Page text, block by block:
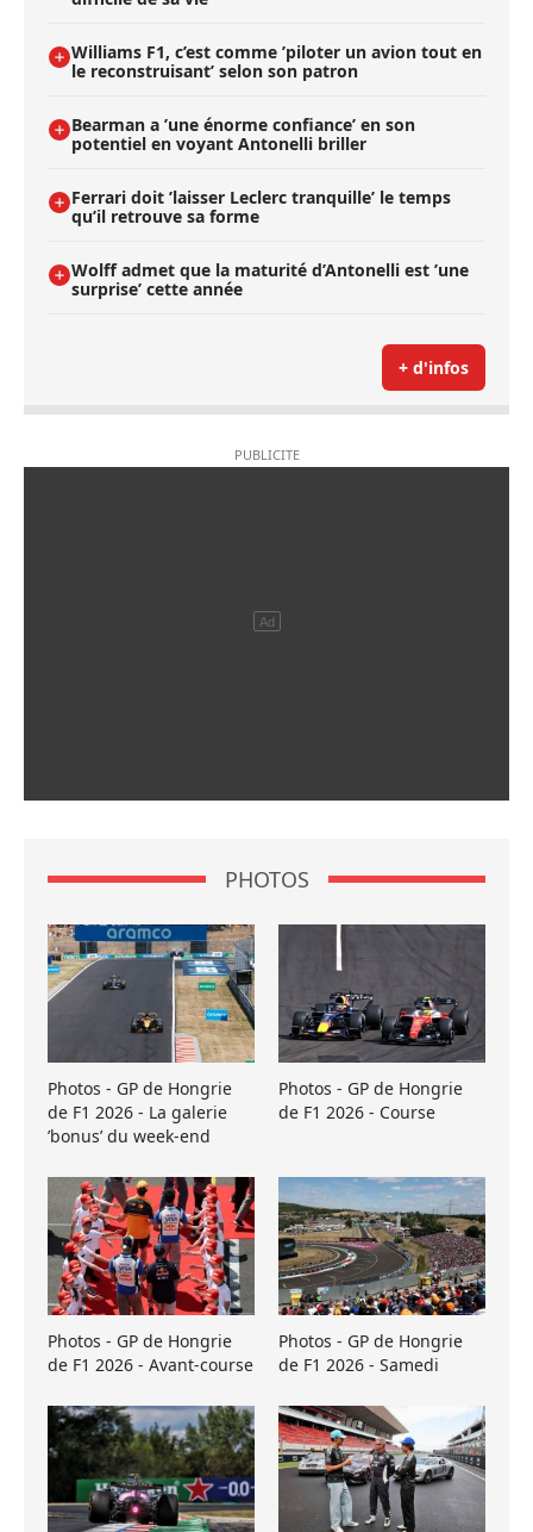
Williams F1, c’est comme ’piloter un avion tout en
le reconstruisant’ selon son patron
Bearman a ’une énorme confiance’ en son
potentiel en voyant Antonelli briller
Ferrari doit ’laisser Leclerc tranquille’ le temps
qu’il retrouve sa forme
Wolff admet que la maturité d’Antonelli est ’une
surprise’ cette année
+ d'infos
PHOTOS
Photos - GP de Hongrie
de F1 2026 - La galerie
’bonus’ du week-end
Photos - GP de Hongrie
de F1 2026 - Course
Photos - GP de Hongrie
de F1 2026 - Avant-course
Photos - GP de Hongrie
de F1 2026 - Samedi